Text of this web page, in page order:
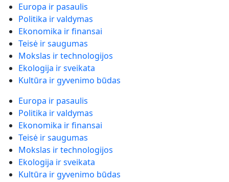
Europa ir pasaulis
Politika ir valdymas
Ekonomika ir finansai
Teisė ir saugumas
Mokslas ir technologijos
Ekologija ir sveikata
Kultūra ir gyvenimo būdas
Europa ir pasaulis
Politika ir valdymas
Ekonomika ir finansai
Teisė ir saugumas
Mokslas ir technologijos
Ekologija ir sveikata
Kultūra ir gyvenimo būdas